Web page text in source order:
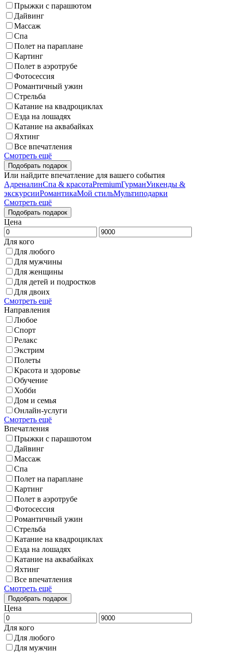
Прыжки с парашютом
Дайвинг
Массаж
Спа
Полет на параплане
Картинг
Полет в аэротрубе
Фотосессия
Романтичный ужин
Стрельба
Катание на квадроциклах
Езда на лошадях
Катание на аквабайках
Яхтинг
Все впечатления
Смотреть ещё
Или найдите впечатление для вашего события
АдреналинСпа & красотаPremiumГурманУикенды &
экскурсииРомантикаМой стильМультиподарки
Смотреть ещё
Цена
Для кого
Для любого
Для мужчины
Для женщины
Для детей и подростков
Для двоих
Смотреть ещё
Направления
Любое
Спорт
Релакс
Экстрим
Полеты
Красота и здоровье
Обучение
Хобби
Дом и семья
Онлайн-услуги
Смотреть ещё
Впечатления
Прыжки с парашютом
Дайвинг
Массаж
Спа
Полет на параплане
Картинг
Полет в аэротрубе
Фотосессия
Романтичный ужин
Стрельба
Катание на квадроциклах
Езда на лошадях
Катание на аквабайках
Яхтинг
Все впечатления
Смотреть ещё
Цена
Для кого
Для любого
Для мужчин